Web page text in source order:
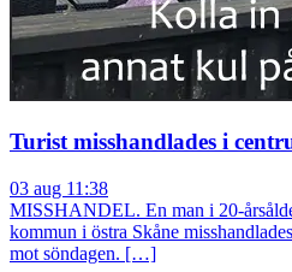
Turist misshandlades i
03 aug 11:38
MISSHANDEL. En man i 20-
kommun i östra Skåne
mot söndagen. […]